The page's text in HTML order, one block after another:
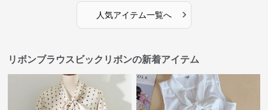
人気アイテム一覧へ ›
リボンブラウスビックリボンの新着アイテム